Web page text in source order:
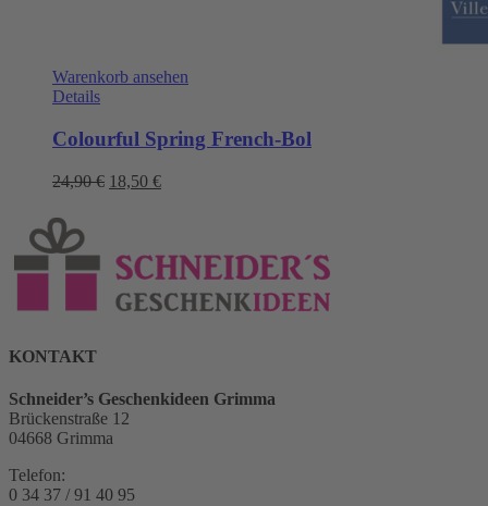
Warenkorb ansehen
Details
Colourful Spring French-Bol
24,90€ Ursprünglicher
18,50 €Aktueller
KONTAKT
Schneider’s Geschenkideen Grimma
Brückenstraße 12
04668 Grimma
Telefon:
0 34 37 / 91 40 95